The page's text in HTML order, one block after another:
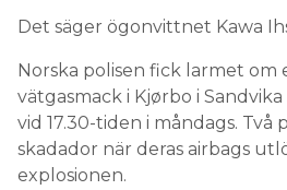
Det säger ögonvittnet Kawa
Norska polisen fick larmet om
vätgasmack i Kjørbo i
vid 17.30-tiden i måndags.
skadador när deras airbags
explosionen.